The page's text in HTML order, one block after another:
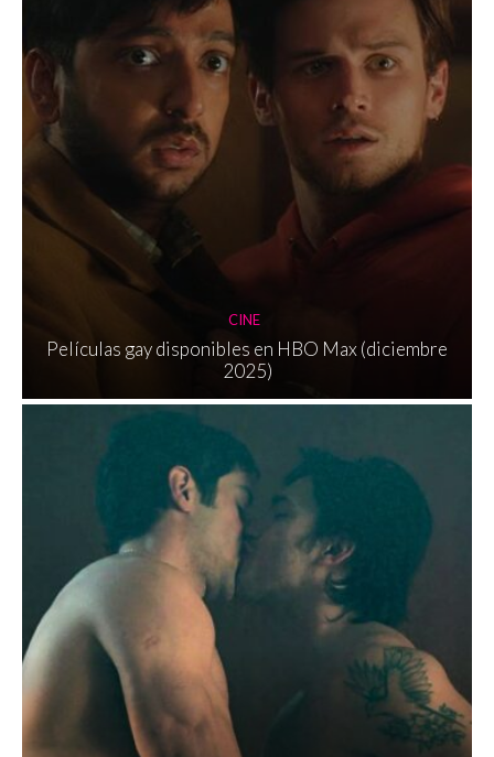
CINE
Películas gay disponibles en HBO Max (diciembre
2025)